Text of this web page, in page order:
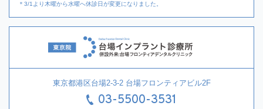
＊3/1より木曜から水曜へ休診日が変更になりました。
東京都港区台場2-3-2 台場フロンティアビル2F
03-5500-3531